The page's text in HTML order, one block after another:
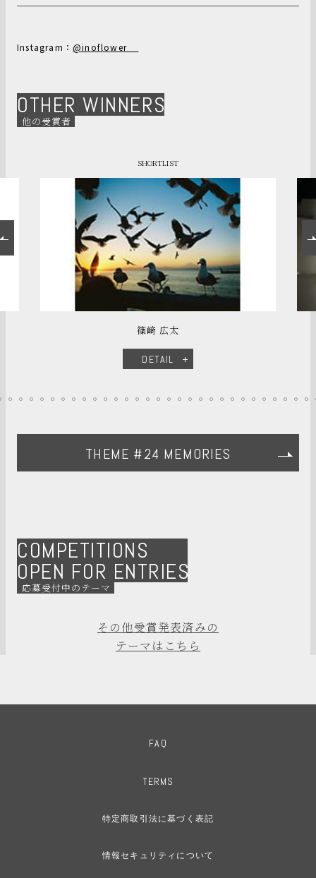
Instagram： @inoflower__
OTHER WINNERS
他の受賞者
THEME #24 MEMORIES
COMPETITIONS
OPEN FOR ENTRIES
応募受付中のテーマ
その他受賞発表済みの
テーマはこちら
FAQ
TERMS
特定商取引法に基づく表記
情報セキュリティについて